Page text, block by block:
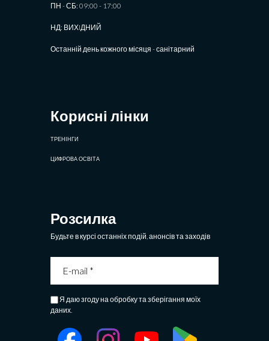
ПН - СБ: 09:00 - 17:00
НД: ВИХIДНИЙ
Останній день кожного місяця - санітарний
Корисні лінки
ТРЕНІНГИ
ЦИФРОВА ОСВІТА
Розсилка
Будьте в курсі останніх подій, анонсів та заходів
Я даю згоду на обробку та зберігання моїх
даних.